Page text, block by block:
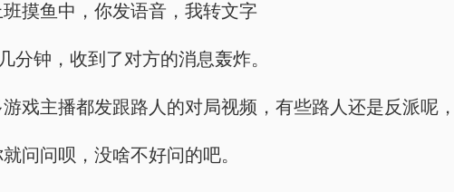
摸鱼中，你发语音，我转文字
分钟，收到了对方的消息轰炸。
戏主播都发跟路人的对局视频，有些路人还是反派呢
问问呗，没啥不好问的吧。